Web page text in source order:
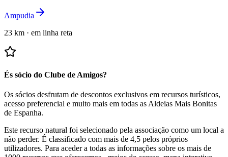
Ampudia
23 km · em linha reta
És sócio do Clube de Amigos?
Os sócios desfrutam de descontos exclusivos em recursos turísticos,
acesso preferencial e muito mais em todas as Aldeias Mais Bonitas
de Espanha.
Este recurso natural foi selecionado pela associação como um local a
não perder. É classificado com mais de 4,5 pelos próprios
utilizadores. Para aceder a todas as informações sobre os mais de